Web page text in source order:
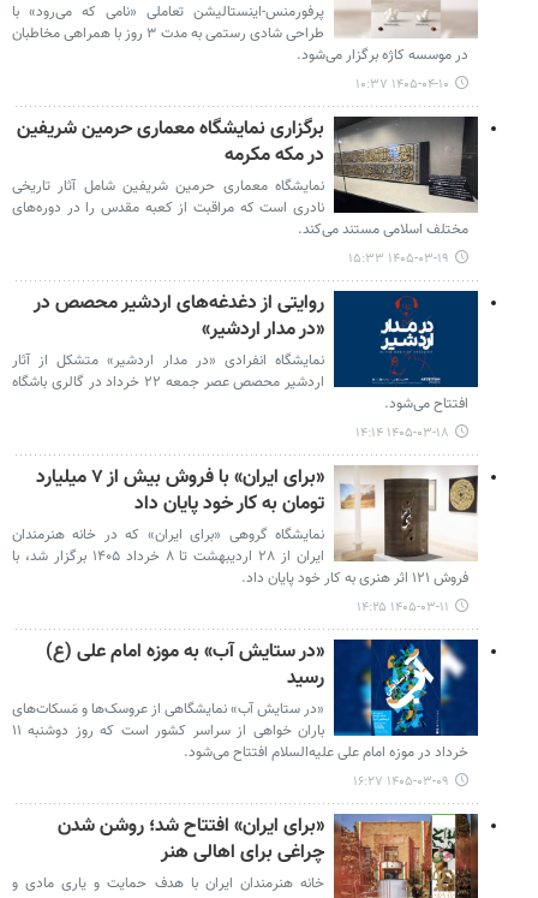
پرفورمنس-اینستالیشن تعاملی «نامی که می‌رود» با
طراحی شادی رستمی به مدت ۳ روز با همراهی مخاطبان
در موسسه کاژه برگزار می‌شود.
۱۴۰۵-۰۴-۱۰ ۱۰:۳۷
برگزاری نمایشگاه معماری حرمین شریفین
در مکه مکرمه
نمایشگاه معماری حرمین شریفین شامل آثار تاریخی
نادری است که مراقبت از کعبه مقدس را در دوره‌های
مختلف اسلامی مستند می‌کند.
۱۴۰۵-۰۳-۱۹ ۱۵:۳۳
روایتی از دغدغه‌های اردشیر محصص در
«در مدار اردشیر»
نمایشگاه انفرادی «در مدار اردشیر» متشکل از آثار
اردشیر محصص عصر جمعه ۲۲ خرداد در گالری باشگاه
افتتاح می‌شود.
۱۴۰۵-۰۳-۱۸ ۱۴:۱۴
«برای ایران» با فروش بیش از ۷ میلیارد
تومان به کار خود پایان داد
نمایشگاه گروهی «برای ایران» که در خانه هنرمندان
ایران از ۲۸ اردیبهشت تا ۸ خرداد ۱۴۰۵ برگزار شد، با
فروش ۱۲۱ اثر هنری به کار خود پایان داد.
۱۴۰۵-۰۳-۱۱ ۱۴:۲۵
«در ستایش آب» به موزه امام علی (ع)
رسید
«در ستایش آب» نمایشگاهی از عروسک‌ها و مَسکات‌های
باران خواهی از سراسر کشور است که روز دوشنبه ١١
خرداد در موزه امام علی علیه‌السلام افتتاح می‌شود.
۱۴۰۵-۰۳-۰۹ ۱۶:۲۷
«برای ایران» افتتاح شد؛ روشن شدن
چراغی برای اهالی هنر
خانه هنرمندان ایران با هدف حمایت و یاری مادی و